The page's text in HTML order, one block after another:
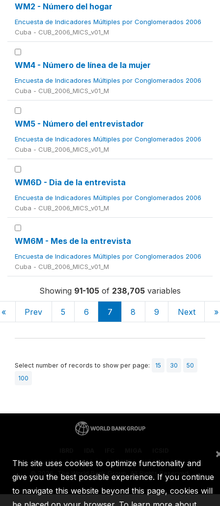
WM2 - Número del hogar
Encuesta de Indicadores Múltiples por Conglomerados 2006
Cuba - CUB_2006_MICS_v01_M
WM4 - Número de línea de la mujer
Encuesta de Indicadores Múltiples por Conglomerados 2006
Cuba - CUB_2006_MICS_v01_M
WM5 - Número del entrevistador
Encuesta de Indicadores Múltiples por Conglomerados 2006
Cuba - CUB_2006_MICS_v01_M
WM6D - Dia de la entrevista
Encuesta de Indicadores Múltiples por Conglomerados 2006
Cuba - CUB_2006_MICS_v01_M
WM6M - Mes de la entrevista
Encuesta de Indicadores Múltiples por Conglomerados 2006
Cuba - CUB_2006_MICS_v01_M
Showing 91-105 of 238,705 variables
« Prev 5 6 7 8 9 Next »
Select number of records to show per page: 15 30
50
100
2026, The World Bank Group, All Rights Reserved.
This site uses cookies to optimize functionality and
give you the best possible experience. If you continue
to navigate this website beyond this page, cookies will